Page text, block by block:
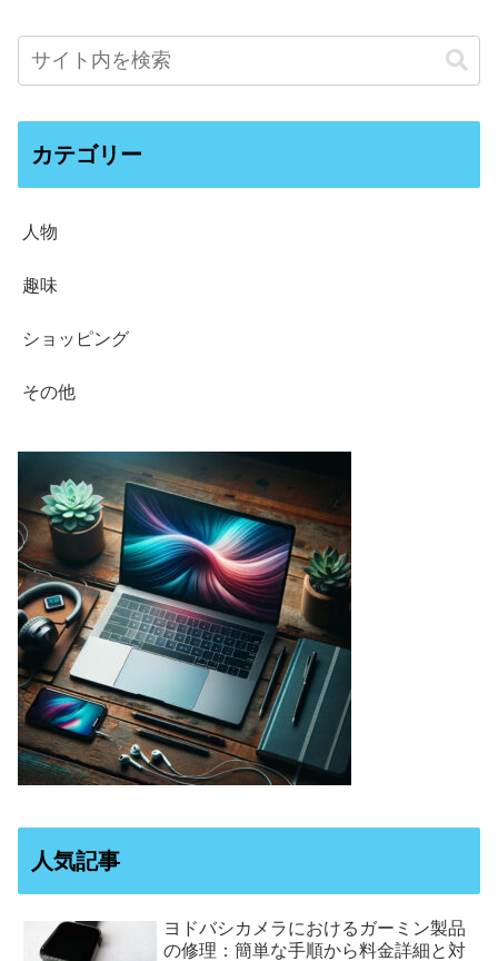
カテゴリー
人物
趣味
ショッピング
その他
人気記事
ヨドバシカメラにおけるガーミン製品
の修理：簡単な手順から料金詳細と対